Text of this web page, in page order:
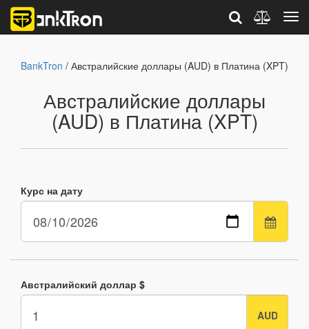
BankTron / Австралийские доллары (AUD) в Платина (XPT)
Австралийские доллары
(AUD) в Платина (XPT)
Курс на дату
Австралийский доллар $